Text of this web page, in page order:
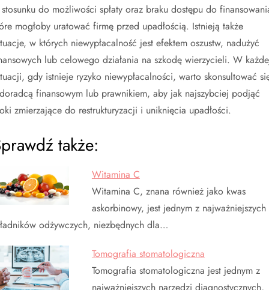
do możliwości spłaty oraz braku dostępu do
mogłoby uratować firmę przed upadłością. Istnieją także
w których niewypłacalność jest efektem oszustw, nadużyć
lub celowego działania na szkodę wierzycieli. W
gdy istnieje ryzyko niewypłacalności, warto skonsultować
finansowym lub prawnikiem, aby jak najszybciej podjąć
zmierzające do restrukturyzacji i uniknięcia upadłości.
także:
Witamina C
Witamina C, znana również jako kwas
askorbinowy, jest jednym z najważniejszych
odżywczych, niezbędnych dla…
Tomografia stomatologiczna
Tomografia stomatologiczna jest jednym z
najważniejszych narzędzi diagnostycznych,